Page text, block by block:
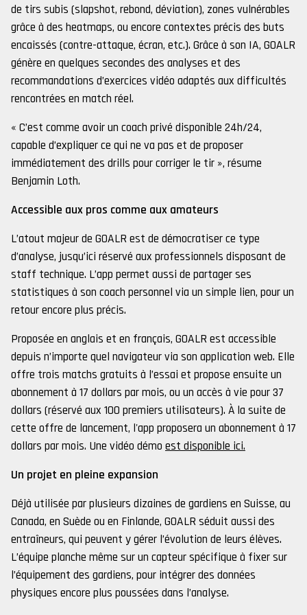
de tirs subis (slapshot, rebond, déviation), zones vulnérables
grâce à des heatmaps, ou encore contextes précis des buts
encaissés (contre-attaque, écran, etc.). Grâce à son IA, GOALR
génère en quelques secondes des analyses et des
recommandations d’exercices vidéo adaptés aux difficultés
rencontrées en match réel.
« C’est comme avoir un coach privé disponible 24h/24,
capable d’expliquer ce qui ne va pas et de proposer
immédiatement des drills pour corriger le tir », résume
Benjamin Loth.
Accessible aux pros comme aux amateurs
L’atout majeur de GOALR est de démocratiser ce type
d’analyse, jusqu’ici réservé aux professionnels disposant de
staff technique. L’app permet aussi de partager ses
statistiques à son coach personnel via un simple lien, pour un
retour encore plus précis.
Proposée en anglais et en français, GOALR est accessible
depuis n’importe quel navigateur via son application web. Elle
offre trois matchs gratuits à l’essai et propose ensuite un
abonnement à 17 dollars par mois, ou un accès à vie pour 37
dollars (réservé aux 100 premiers utilisateurs). À la suite de
cette offre de lancement, l'app proposera un abonnement à 17
dollars par mois. Une vidéo démo est disponible ici.
Un projet en pleine expansion
Déjà utilisée par plusieurs dizaines de gardiens en Suisse, au
Canada, en Suède ou en Finlande, GOALR séduit aussi des
entraîneurs, qui peuvent y gérer l’évolution de leurs élèves.
L’équipe planche même sur un capteur spécifique à fixer sur
l’équipement des gardiens, pour intégrer des données
physiques encore plus poussées dans l’analyse.